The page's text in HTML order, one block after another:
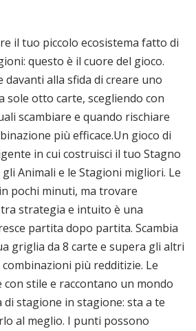
il tuo piccolo ecosistema fatto di
questo è il cuore del gioco.
alla sfida di creare uno
sole otto carte, scegliendo con
scambiare e quando rischiare
più efficace.Un gioco di
in cui costruisci il tuo Stagno
Animali e le Stagioni migliori. Le
pochi minuti, ma trovare
strategia e intuito è una
partita dopo partita. Scambia
griglia da 8 carte e supera gli altri
più redditizie. Le
stile e raccontano un mondo
di stagione in stagione: sta a te
al meglio. I punti possono